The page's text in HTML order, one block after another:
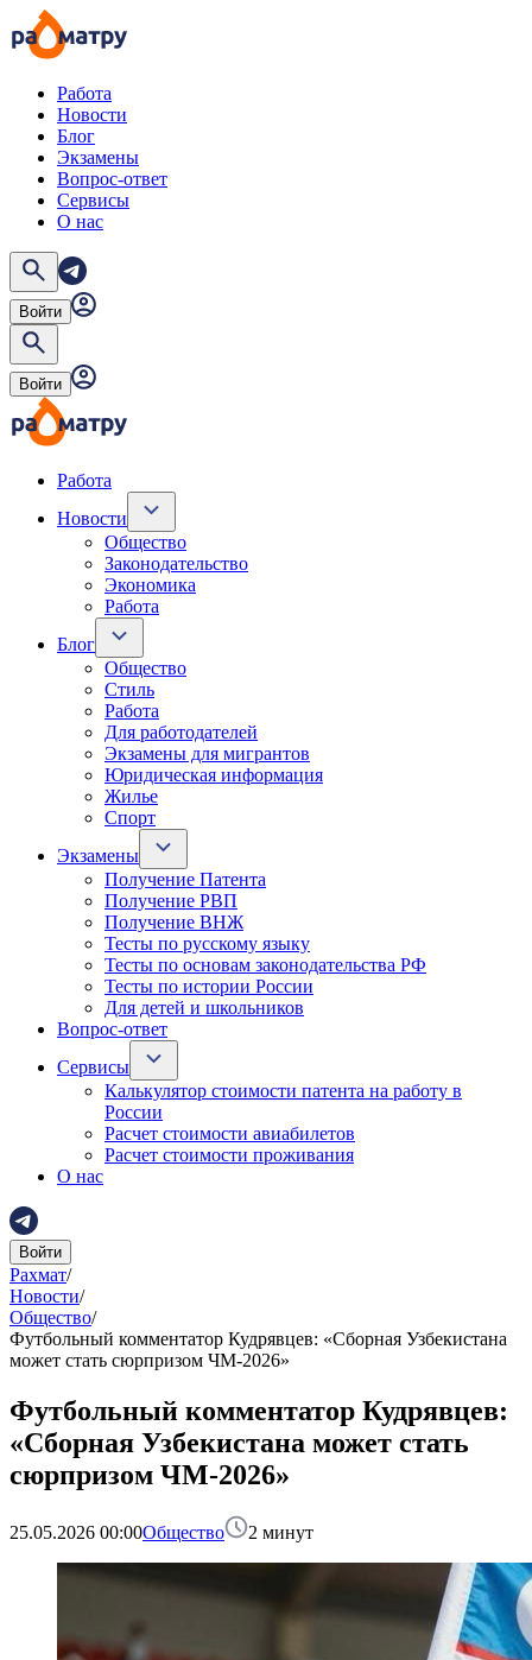
Работа
Новости
Блог
Экзамены
Вопрос-ответ
Сервисы
О нас
Войти
Войти
Работа
Новости
Общество
Законодательство
Экономика
Работа
Блог
Общество
Стиль
Работа
Для работодателей
Экзамены для мигрантов
Юридическая информация
Жилье
Спорт
Экзамены
Получение Патента
Получение РВП
Получение ВНЖ
Тесты по русскому языку
Тесты по основам законодательства РФ
Тесты по истории России
Для детей и школьников
Вопрос-ответ
Сервисы
Калькулятор стоимости патента на работу в
России
Расчет стоимости авиабилетов
Расчет стоимости проживания
О нас
Войти
Рахмат/
Новости/
Общество/
Футбольный комментатор Кудрявцев: «Сборная Узбекистана
может стать сюрпризом ЧМ-2026»
Футбольный комментатор Кудрявцев:
«Сборная Узбекистана может стать
сюрпризом ЧМ-2026»
25.05.2026 00:00Общество 2 минут